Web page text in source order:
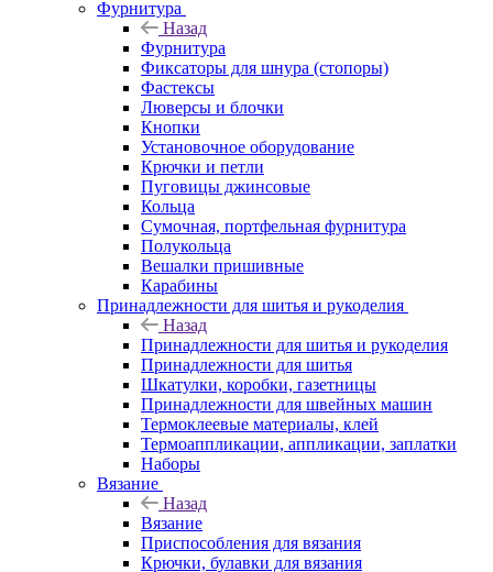
Фурнитура
Назад
Фурнитура
Фиксаторы для шнура (стопоры)
Фастексы
Люверсы и блочки
Кнопки
Установочное оборудование
Крючки и петли
Пуговицы джинсовые
Кольца
Сумочная, портфельная фурнитура
Полукольца
Вешалки пришивные
Карабины
Принадлежности для шитья и рукоделия
Назад
Принадлежности для шитья и рукоделия
Принадлежности для шитья
Шкатулки, коробки, газетницы
Принадлежности для швейных машин
Термоклеевые материалы, клей
Термоаппликации, аппликации, заплатки
Наборы
Вязание
Назад
Вязание
Приспособления для вязания
Крючки, булавки для вязания